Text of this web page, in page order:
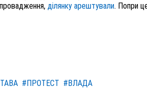
ділянку арештували. Попри
#ПРОТЕСТ #ВЛАДА